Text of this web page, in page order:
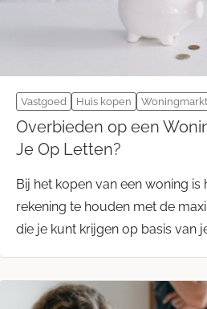
Vastgoed Huis kopen Woningmarkt
Overbieden op een
Je Op Letten?
Bij het kopen van een woning is
rekening te houden met de
die je kunt krijgen op basis van